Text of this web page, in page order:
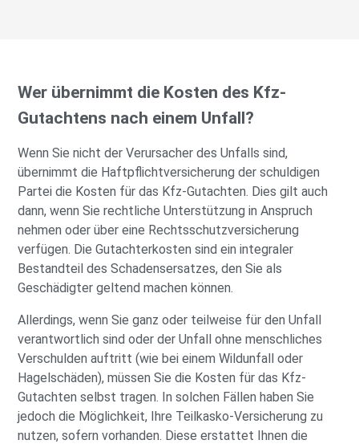
Wer übernimmt die Kosten des Kfz-
Gutachtens nach einem Unfall?
Wenn Sie nicht der Verursacher des Unfalls sind,
übernimmt die Haftpflichtversicherung der schuldigen
Partei die Kosten für das Kfz-Gutachten. Dies gilt auch
dann, wenn Sie rechtliche Unterstützung in Anspruch
nehmen oder über eine Rechtsschutzversicherung
verfügen. Die Gutachterkosten sind ein integraler
Bestandteil des Schadensersatzes, den Sie als
Geschädigter geltend machen können.
Allerdings, wenn Sie ganz oder teilweise für den Unfall
verantwortlich sind oder der Unfall ohne menschliches
Verschulden auftritt (wie bei einem Wildunfall oder
Hagelschäden), müssen Sie die Kosten für das Kfz-
Gutachten selbst tragen. In solchen Fällen haben Sie
jedoch die Möglichkeit, Ihre Teilkasko-Versicherung zu
nutzen, sofern vorhanden. Diese erstattet Ihnen die